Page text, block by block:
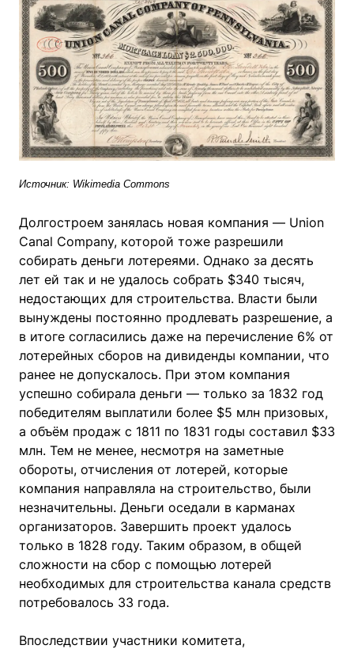
Источник: Wikimedia Commons
Долгостроем занялась новая компания — Union
Canal Company, которой тоже разрешили
собирать деньги лотереями. Однако за десять
лет ей так и не удалось собрать $340 тысяч,
недостающих для строительства. Власти были
вынуждены постоянно продлевать разрешение, а
в итоге согласились даже на перечисление 6% от
лотерейных сборов на дивиденды компании, что
ранее не допускалось. При этом компания
успешно собирала деньги — только за 1832 год
победителям выплатили более $5 млн призовых,
а объём продаж с 1811 по 1831 годы составил $33
млн. Тем не менее, несмотря на заметные
обороты, отчисления от лотерей, которые
компания направляла на строительство, были
незначительны. Деньги оседали в карманах
организаторов. Завершить проект удалось
только в 1828 году. Таким образом, в общей
сложности на сбор с помощью лотерей
необходимых для строительства канала средств
потребовалось 33 года.
Впоследствии участники комитета,